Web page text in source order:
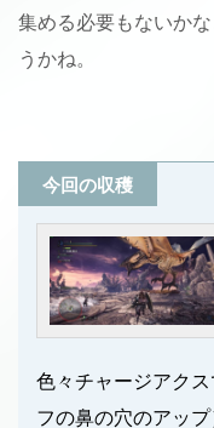
集める必要もないか
うかね。
今回の収穫
色々チャージアク
フの鼻の穴のアップ